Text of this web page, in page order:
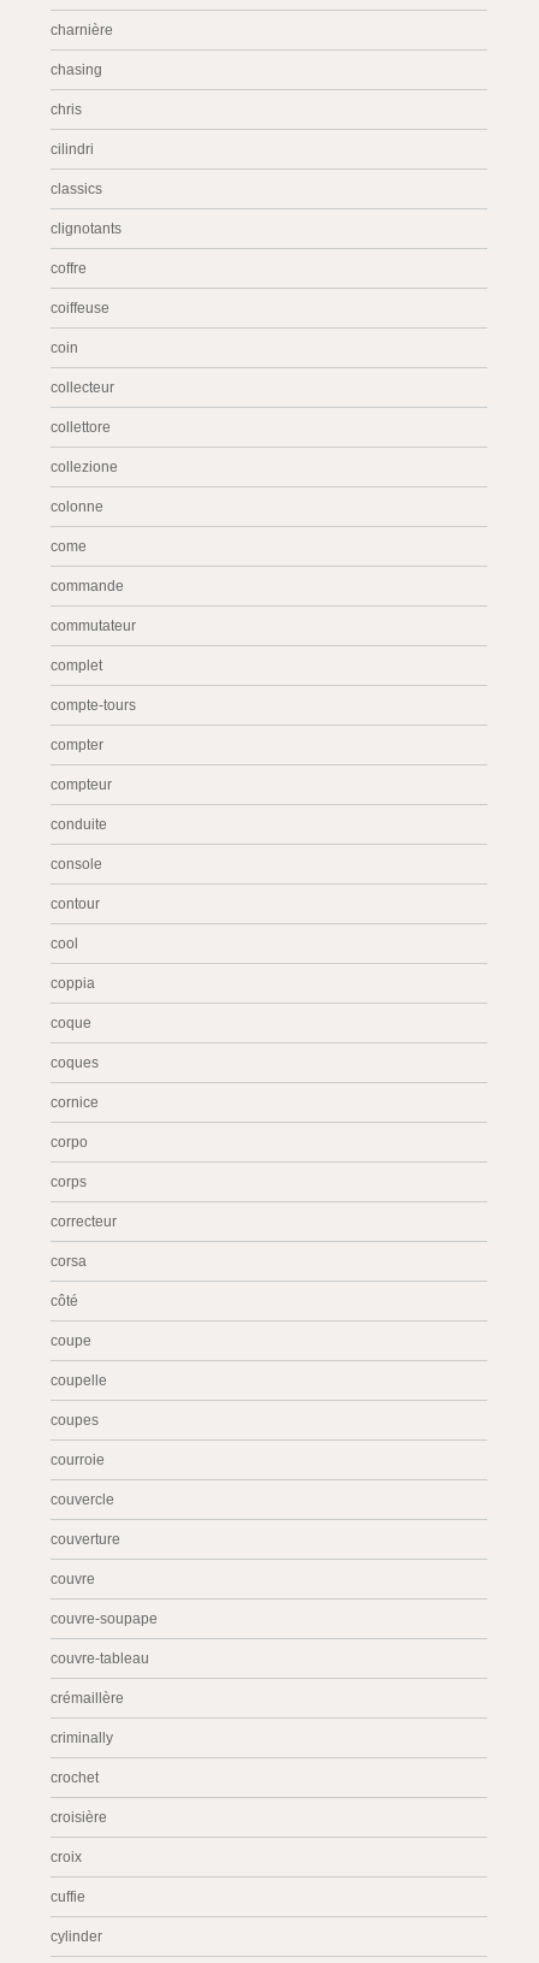
charnière
chasing
chris
cilindri
classics
clignotants
coffre
coiffeuse
coin
collecteur
collettore
collezione
colonne
come
commande
commutateur
complet
compte-tours
compter
compteur
conduite
console
contour
cool
coppia
coque
coques
cornice
corpo
corps
correcteur
corsa
côté
coupe
coupelle
coupes
courroie
couvercle
couverture
couvre
couvre-soupape
couvre-tableau
crémaillère
criminally
crochet
croisière
croix
cuffie
cylinder